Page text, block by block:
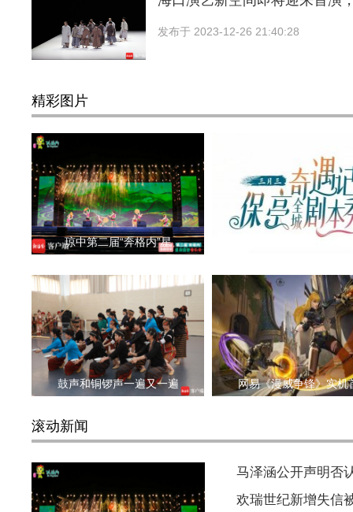
发布于 2023-12-26 21:40:28
精彩图片
琼中第二届“奔格内”星 保亭将举办“三月三奇
鼓声和铜锣声一遍又一遍 网易《漫威争锋》实机
滚动新闻
马泽涵公开声明否
欢瑞世纪新增失信